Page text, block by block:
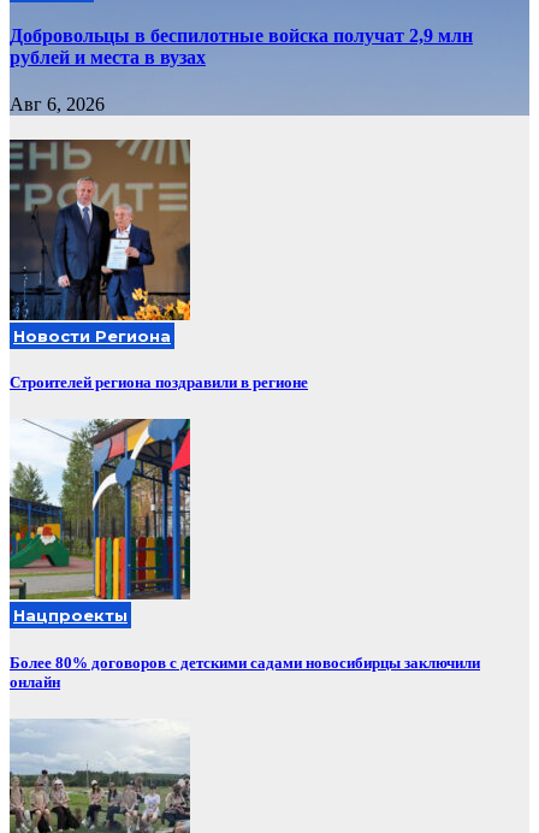
Добровольцы в беспилотные войска получат 2,9 млн
рублей и места в вузах
Авг 6, 2026
Новости Региона
Строителей региона поздравили в регионе
Нацпроекты
Более 80% договоров с детскими садами новосибирцы заключили
онлайн